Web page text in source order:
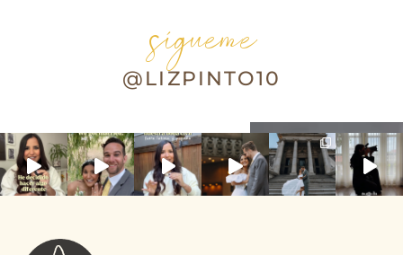
sígueme
@LIZPINTO10